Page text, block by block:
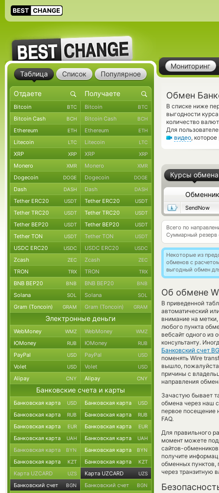
Мониторинг
Обмен
В списке ниже
выгодности
количество
Для
видео,
Курсы обмена
Обменник
SendNow
Всего по
Суммарный резерв
Некоторые из
обменов с
выгодный обмен
Об обмене
В приведенной
автоматический
внимание на
любого пункта
вебсайт одного из
консультанту.
Банковский счет
поменять Wire
вышло,
причины с
направления
Зачастую бывает
обмена через наш
первое посещение
FAQ.
Для правильного
момент можете
сайтов-
получите
обменных
через транзитную
Таблица Список Популярное
Bitcoin BTC Bitcoin BTC
Bitcoin Cash BCH Bitcoin Cash BCH
Ethereum ETH Ethereum ETH
Litecoin LTC Litecoin LTC
XRP XRP XRP XRP
Monero XMR Monero XMR
Dogecoin DOGE Dogecoin DOGE
Dash DASH Dash DASH
Tether ERC20 USDT Tether ERC20 USDT
Tether TRC20 USDT Tether TRC20 USDT
Tether BEP20 USDT Tether BEP20 USDT
Tether TON USDT Tether TON USDT
USDC ERC20 USDC USDC ERC20 USDC
Zcash ZEC Zcash ZEC
TRON TRX TRON TRX
BNB BEP20 BNB BNB BEP20 BNB
Solana SOL Solana SOL
Gram (Toncoin) GRAM Gram (Toncoin) GRAM
Электронные деньги
WebMoney WMZ WebMoney WMZ
ЮMoney RUB ЮMoney RUB
PayPal USD PayPal USD
Volet USD Volet USD
Alipay CNY Alipay CNY
Банковские счета и карты
Банковская карта USD Банковская карта USD
Банковская карта RUB Банковская карта RUB
Банковская карта EUR Банковская карта EUR
Банковская карта UAH Банковская карта UAH
Банковская карта BYN Банковская карта BYN
Банковская карта KZT Банковская карта KZT
Карта UZCARD UZS Карта UZCARD UZS
Банковский счет BGN Банковский счет BGN